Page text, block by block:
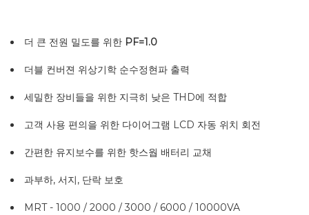
더 큰 전원 밀도를 위한 PF=1.0
더블 컨버젼 위상기학 순수정현파 출력
세밀한 장비들을 위한 지극히 낮은 THD에 적합
고객 사용 편의을 위한 다이어그램 LCD 자동 위치 회전
간편한 유지보수를 위한 핫스웝 배터리 교채
과부하, 서지, 단락 보호
MRT - 1000 / 2000 / 3000 / 6000 / 10000VA